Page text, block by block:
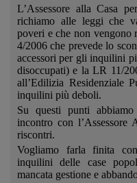
L’Assessore alla Casa
richiamo alle leggi che
poveri e che non vengono
4/2006 che prevede lo
accessori per gli inquilini
disoccupati) e la LR 11/
all’Edilizia Residenziale
inquilini più deboli.
Su questi punti
incontro con l’Assessore
riscontri.
Vogliamo farla finita
inquilini delle case
mancata gestione e